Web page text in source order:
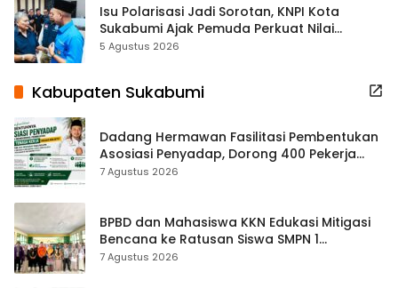
Isu Polarisasi Jadi Sorotan, KNPI Kota
Sukabumi Ajak Pemuda Perkuat Nilai
Kebangsaan
5 Agustus 2026
Kabupaten Sukabumi
Dadang Hermawan Fasilitasi Pembentukan
Asosiasi Penyadap, Dorong 400 Pekerja
Dapat Perlindungan BPJS
7 Agustus 2026
BPBD dan Mahasiswa KKN Edukasi Mitigasi
Bencana ke Ratusan Siswa SMPN 1
Simpenan
7 Agustus 2026